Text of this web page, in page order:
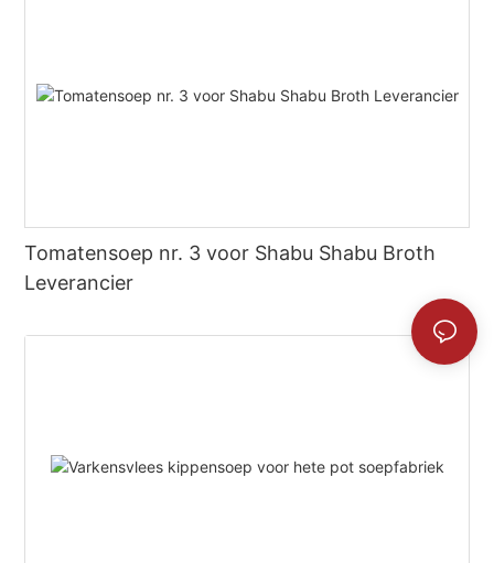
Tomatensoep nr. 3 voor Shabu Shabu Broth
Leverancier